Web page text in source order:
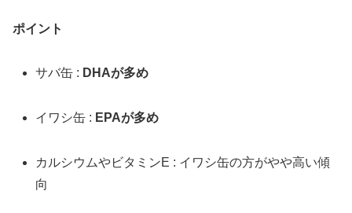
ポイント
サバ缶 : DHAが多め
イワシ缶 : EPAが多め
カルシウムやビタミンE : イワシ缶の方がやや高い傾
向